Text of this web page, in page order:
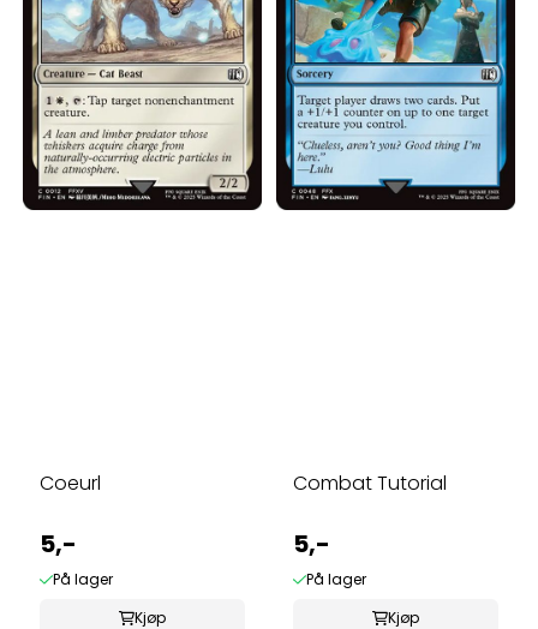
Coeurl
5,-
På lager
Kjøp
Combat Tutorial
5,-
På lager
Kjøp